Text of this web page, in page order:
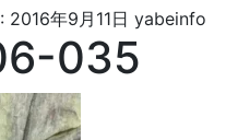
2016年9月11日 yabeinfo
035